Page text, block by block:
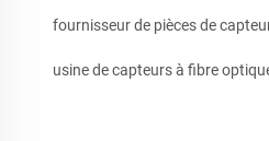
fournisseur de pièces de
usine de capteurs à fibre